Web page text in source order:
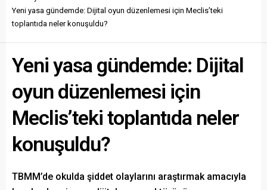
Yeni yasa gündemde: Dijital oyun düzenlemesi için Meclis’teki
toplantıda neler konuşuldu?
Yeni yasa gündemde: Dijital
oyun düzenlemesi için
Meclis’teki toplantıda neler
konuşuldu?
TBMM’de okulda şiddet olaylarını araştırmak amacıyla